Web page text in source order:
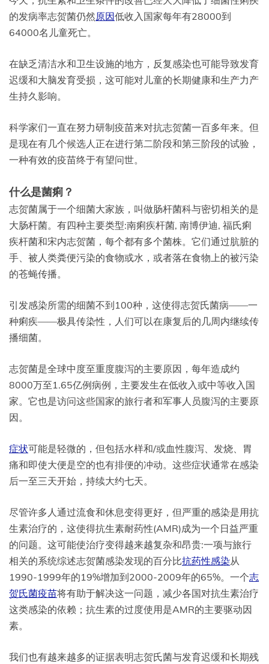
的发病率志贺菌仍然原因低收入国家每年有28000到
64000名儿童死亡。
在缺乏清洁水和卫生设施的地方，反复感染也可能导致发育
迟缓和大脑发育受损，这可能对儿童的长期健康和生产力产
生持久影响。
科学家们一直在努力研制疫苗来对抗志贺菌一百多年来。但
是现在有几个候选人正在进行第二阶段和第三阶段的试验，
一种有效的疫苗终于有望问世。
什么是菌痢？
志贺菌属于一个细菌大家族，叫做肠杆菌科与密切相关的是
大肠杆菌。有四种主要类型:南痢疾杆菌, 南博伊迪, 福氏痢
疾杆菌和宋内志贺菌，每个都有多个菌株。它们通过肮脏的
手、被人类粪便污染的食物或水，或者落在食物上的被污染
的苍蝇传播。
引发感染所需的细菌不到100种，这使得志贺氏菌病——一
种痢疾——极具传染性，人们可以在康复后的几周内继续传
播细菌。
志贺菌是全球中度至重度腹泻的主要原因，每年造成约
8000万至1.65亿例病例，主要发生在低收入或中等收入国
家。它也是访问这些国家的旅行者和军事人员腹泻的主要原
因。
症状可能是轻微的，但包括水样和/或血性腹泻、发烧、胃
痛和即使大便是空的也有排便的冲动。这些症状通常在感染
后一至三天开始，持续大约七天。
尽管许多人通过流食和休息变得更好，但严重的感染是用抗
生素治疗的，这使得抗生素耐药性(AMR)成为一个日益严重
的问题。这可能使治疗变得越来越复杂和昂贵:一项与旅行
相关的系统综述志贺菌感染发现的百分比抗药性感染从
1990-1999年的19%增加到2000-2009年的65%。一个志
贺氏菌疫苗将有助于解决这一问题，减少各国对抗生素治疗
这类感染的依赖；抗生素的过度使用是AMR的主要驱动因
素。
我们也有越来越多的证据表明志贺氏菌与发育迟缓和长期残